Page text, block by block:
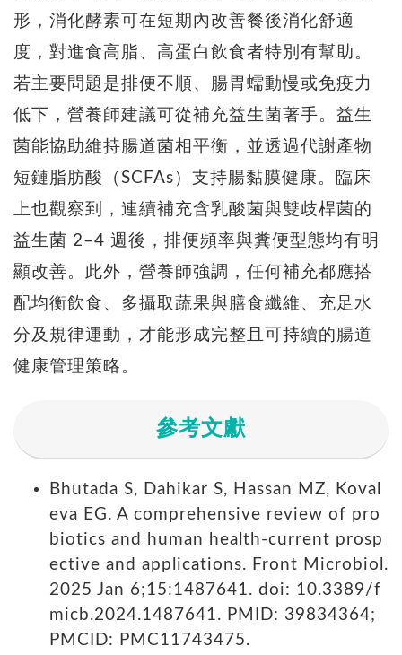
形，消化酵素可在短期內改善餐後消化舒適
度，對進食高脂、高蛋白飲食者特別有幫助。
若主要問題是排便不順、腸胃蠕動慢或免疫力
低下，營養師建議可從補充益生菌著手。益生
菌能協助維持腸道菌相平衡，並透過代謝產物
短鏈脂肪酸（SCFAs）支持腸黏膜健康。臨床
上也觀察到，連續補充含乳酸菌與雙歧桿菌的
益生菌 2–4 週後，排便頻率與糞便型態均有明
顯改善。此外，營養師強調，任何補充都應搭
配均衡飲食、多攝取蔬果與膳食纖維、充足水
分及規律運動，才能形成完整且可持續的腸道
健康管理策略。
參考文獻
Bhutada S, Dahikar S, Hassan MZ, Koval
eva EG. A comprehensive review of pro
biotics and human health-current prosp
ective and applications. Front Microbiol.
2025 Jan 6;15:1487641. doi: 10.3389/f
micb.2024.1487641. PMID: 39834364;
PMCID: PMC11743475.